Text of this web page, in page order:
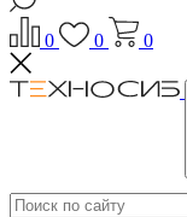
0 0 0